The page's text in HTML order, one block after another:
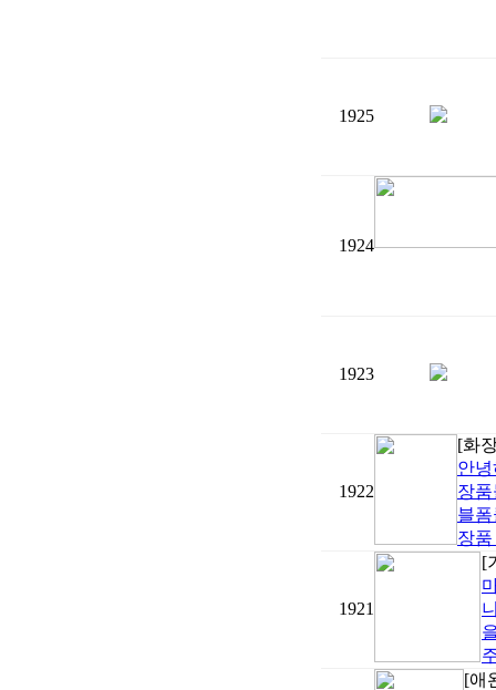
1925
1924
1923
1922
[화
안
장
블
장
1921
[
[애